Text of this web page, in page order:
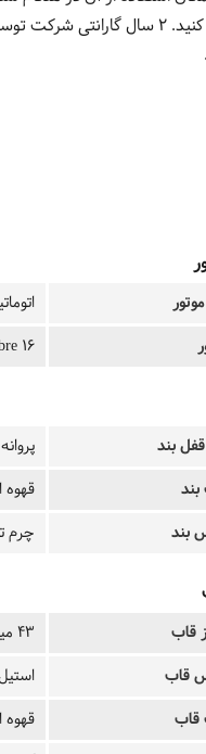
گیری کنید. 2 سال
16
بند
قهوه
بند
چرم
قاب
43 میلیمتر
قاب
قاب
قهوه